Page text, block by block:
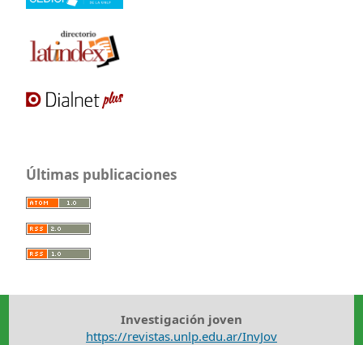
Últimas publicaciones
Investigación joven
https://revistas.unlp.edu.ar/InvJov